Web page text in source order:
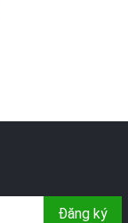
Đăng ký